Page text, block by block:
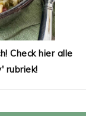
Check hier alle
rubriek!